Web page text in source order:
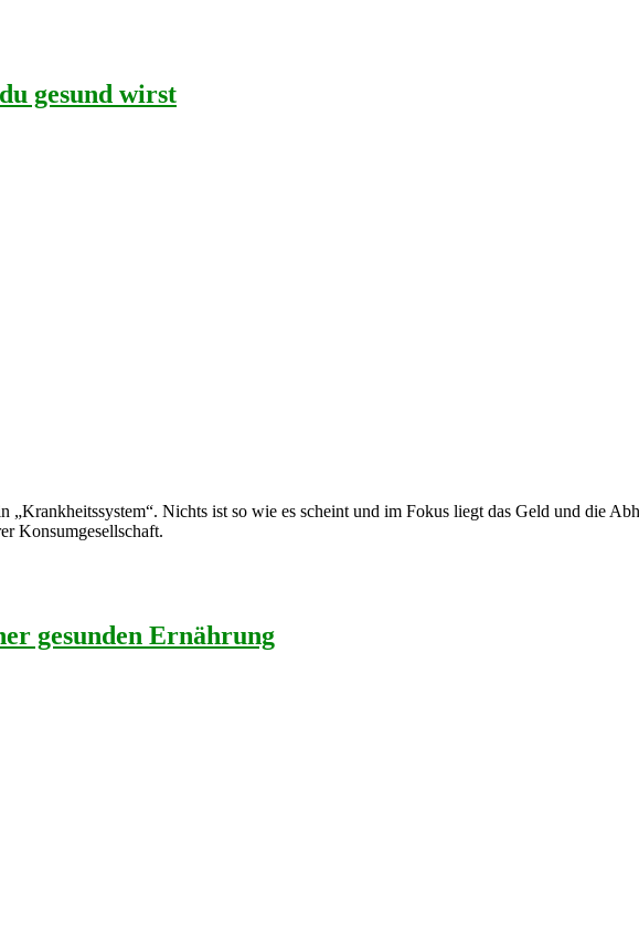
gesund wirst
„Krankheitssystem“. Nichts ist so wie es scheint und im Fokus liegt das Geld und die
Konsumgesellschaft.
gesunden Ernährung